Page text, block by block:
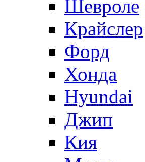
Шевроле
Крайслер
Форд
Хонда
Hyundai
Джип
Кия